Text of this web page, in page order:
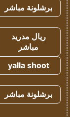
برشلونة مباشر
ريال مدريد
مباشر
yalla shoot
برشلونة مباشر